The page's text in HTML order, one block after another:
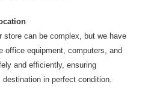
store can be complex, but we have
office equipment, computers, and
and efficiently, ensuring
in perfect condition.